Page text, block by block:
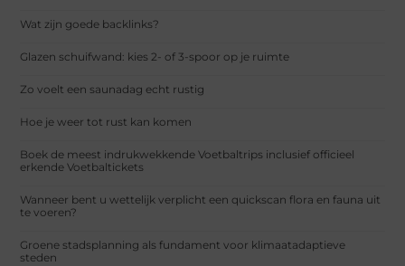
Wat zijn goede backlinks?
Glazen schuifwand: kies 2- of 3-spoor op je ruimte
Zo voelt een saunadag echt rustig
Hoe je weer tot rust kan komen
Boek de meest indrukwekkende Voetbaltrips inclusief officieel
erkende Voetbaltickets
Wanneer bent u wettelijk verplicht een quickscan flora en fauna uit
te voeren?
Groene stadsplanning als fundament voor klimaatadaptieve
steden